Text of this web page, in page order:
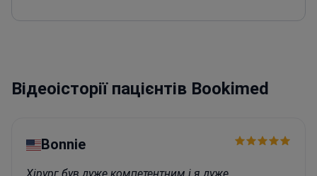
Відеоісторії пацієнтів Bookimed
Bonnie
Хірург був дуже компетентним і я дуже